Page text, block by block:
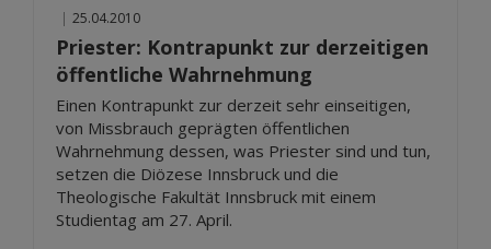
25.04.2010
Priester: Kontrapunkt zur derzeitigen
öffentliche Wahrnehmung
Einen Kontrapunkt zur derzeit sehr einseitigen,
von Missbrauch geprägten öffentlichen
Wahrnehmung dessen, was Priester sind und tun,
setzen die Diözese Innsbruck und die
Theologische Fakultät Innsbruck mit einem
Studientag am 27. April.